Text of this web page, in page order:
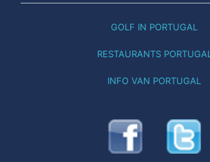
GOLF IN PORTUGAL
RESTAURANTS PORTUGAL
INFO VAN PORTUGAL